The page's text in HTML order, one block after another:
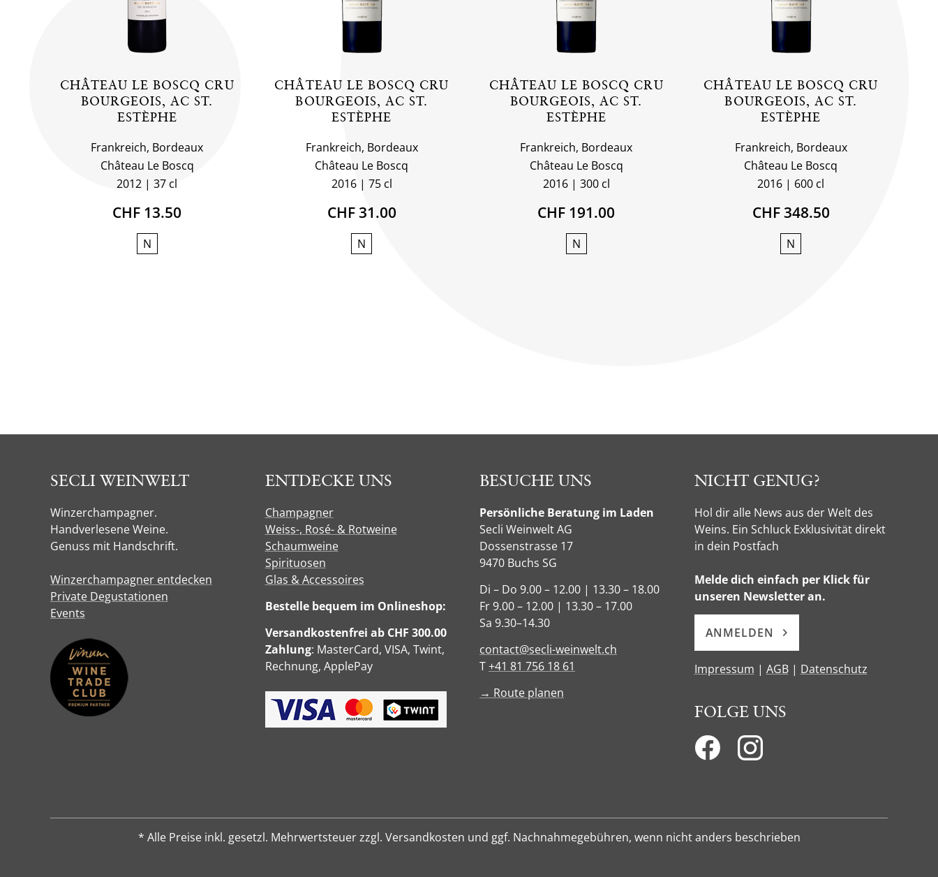
CHÂTEAU LE BOSCQ CRU
BOURGEOIS, AC ST.
ESTÈPHE
Frankreich, Bordeaux
Château Le Boscq
2012
37 cl
CHF 13.50
N
CHÂTEAU LE BOSCQ CRU
BOURGEOIS, AC ST.
ESTÈPHE
Frankreich, Bordeaux
Château Le Boscq
2016
75 cl
CHF 31.00
N
CHÂTEAU LE BOSCQ CRU
BOURGEOIS, AC ST.
ESTÈPHE
Frankreich, Bordeaux
Château Le Boscq
2016
300 cl
CHF 191.00
N
CHÂTEAU LE BOSCQ CRU
BOURGEOIS, AC ST.
ESTÈPHE
Frankreich, Bordeaux
Château Le Boscq
2016
600 cl
CHF 348.50
N
SECLI WEINWELT
Winzerchampagner.
Handverlesene Weine.
Genuss mit Handschrift.
Winzerchampagner entdecken
Private Degustationen
Events
ENTDECKE UNS
Champagner
Weiss-, Rosé- & Rotweine
Schaumweine
Spirituosen
Glas & Accessoires
Bestelle bequem im Onlineshop:
Versandkostenfrei ab CHF 300.00
Zahlung: MasterCard, VISA, Twint,
Rechnung, ApplePay
BESUCHE UNS
Persönliche Beratung im Laden
Secli Weinwelt AG
Dossenstrasse 17
9470 Buchs SG
Di – Do 9.00 – 12.00 | 13.30 – 18.00
Fr 9.00 – 12.00 | 13.30 – 17.00
Sa 9.30–14.30
contact@secli-weinwelt.ch
T+41 81 756 18 61
→ Route planen
NICHT GENUG?
Hol dir alle News aus der Welt des
Weins. Ein Schluck Exklusivität direkt
in dein Postfach
Melde dich einfach per Klick für
unseren Newsletter an.
ANMELDEN
Impressum | AGB| Datenschutz
FOLGE UNS
* Alle Preise inkl. gesetzl. Mehrwertsteuer zzgl. Versandkosten und ggf. Nachnahmegebühren, wenn nicht anders beschrieben